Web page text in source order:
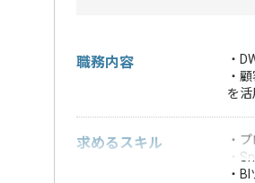
職務内容
・
・
を活
求めるスキル
・
・
・